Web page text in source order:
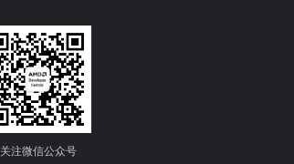
关注微信公众号